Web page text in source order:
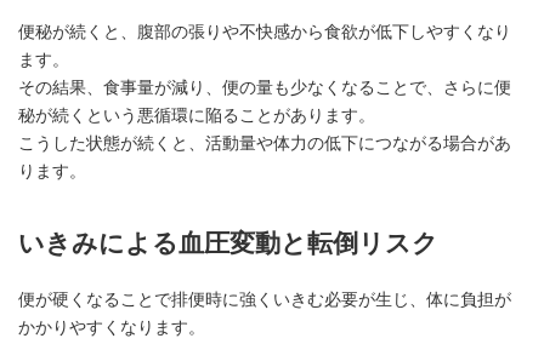
便秘が続くと、腹部の張りや不快感から食欲が低下しやすくなり
ます。
その結果、食事量が減り、便の量も少なくなることで、さらに便
秘が続くという悪循環に陥ることがあります。
こうした状態が続くと、活動量や体力の低下につながる場合があ
ります。
いきみによる血圧変動と転倒リスク
便が硬くなることで排便時に強くいきむ必要が生じ、体に負担が
かかりやすくなります。